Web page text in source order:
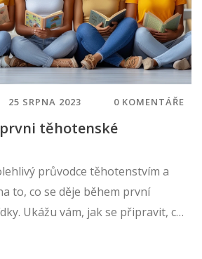
se všechny ty důležité milníky a
péči.
25 SRPNA 2023 0 KOMENTÁŘE
těhotenské
průvodce těhotenstvím a
to, co se děje během první
Ukážu vám, jak se připravit, co